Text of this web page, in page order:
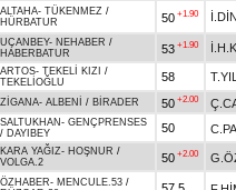
ALTAHA- TÜKENMEZ /
HÜRBATUR
50 +1.90
UÇANBEY- NEHABER /
HABERBATUR
53 +1.90
ARTOS- TEKELİ KIZI /
TEKELİOĞLU
58
ZİGANA- ALBENİ / BİRADER 50 +2.00
SALTUKHAN - GENÇPRENSES
/ DAYIBEY 50
KARA YAĞIZ- HOŞNUR /
VOLGA.2
50 +2.00
ÖZHABER- MENCULE.53 /